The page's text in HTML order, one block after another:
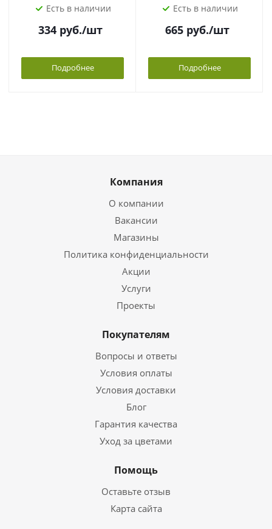
Есть в наличии
334 руб./шт
Подробнее
Есть в наличии
665 руб./шт
Подробнее
Компания
О компании
Вакансии
Магазины
Политика конфиденциальности
Акции
Услуги
Проекты
Покупателям
Вопросы и ответы
Условия оплаты
Условия доставки
Блог
Гарантия качества
Уход за цветами
Помощь
Оставьте отзыв
Карта сайта